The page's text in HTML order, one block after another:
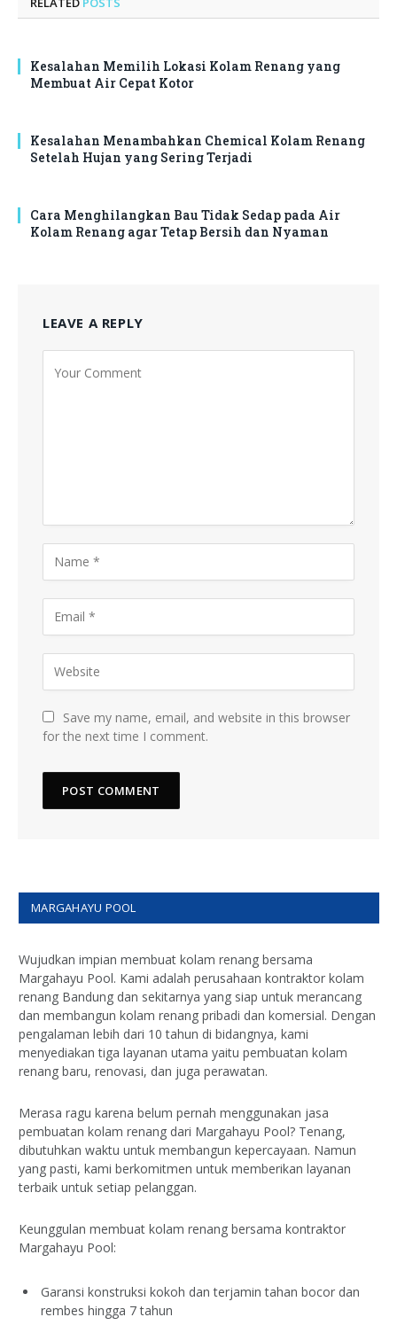
Kesalahan Memilih Lokasi Kolam Renang yang
Membuat Air Cepat Kotor
Kesalahan Menambahkan Chemical Kolam Renang
Setelah Hujan yang Sering Terjadi
Cara Menghilangkan Bau Tidak Sedap pada Air
Kolam Renang agar Tetap Bersih dan Nyaman
LEAVE A REPLY
Save my name, email, and website in this browser
for the next time I comment.
MARGAHAYU POOL
Wujudkan impian membuat kolam renang bersama
Margahayu Pool. Kami adalah perusahaan kontraktor kolam
renang Bandung dan sekitarnya yang siap untuk merancang
dan membangun kolam renang pribadi dan komersial. Dengan
pengalaman lebih dari 10 tahun di bidangnya, kami
menyediakan tiga layanan utama yaitu pembuatan kolam
renang baru, renovasi, dan juga perawatan.
Merasa ragu karena belum pernah menggunakan jasa
pembuatan kolam renang dari Margahayu Pool? Tenang,
dibutuhkan waktu untuk membangun kepercayaan. Namun
yang pasti, kami berkomitmen untuk memberikan layanan
terbaik untuk setiap pelanggan.
Keunggulan membuat kolam renang bersama kontraktor
Margahayu Pool:
Garansi konstruksi kokoh dan terjamin tahan bocor dan
rembes hingga 7 tahun